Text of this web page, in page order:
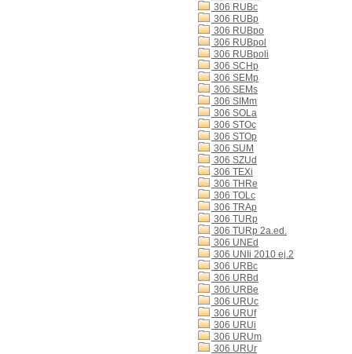
306 RUBc
306 RUBp
306 RUBpo
306 RUBpol
306 RUBpoli
306 SCHp
306 SEMp
306 SEMs
306 SIMm
306 SOLa
306 STOc
306 STOp
306 SUM
306 SZUd
306 TEXi
306 THRe
306 TOLc
306 TRAp
306 TURp
306 TURp 2a.ed.
306 UNEd
306 UNIi 2010 ej.2
306 URBc
306 URBd
306 URBe
306 URUc
306 URUf
306 URUi
306 URUm
306 URUr